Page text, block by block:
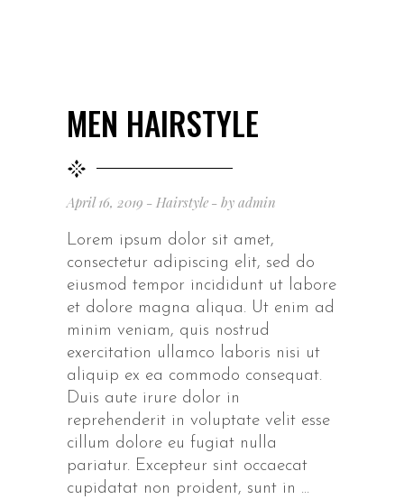
MEN HAIRSTYLE
April 16, 2019 Hairstyle by admin
Lorem ipsum dolor sit amet,
consectetur adipiscing elit, sed do
eiusmod tempor incididunt ut labore
et dolore magna aliqua. Ut enim ad
minim veniam, quis nostrud
exercitation ullamco laboris nisi ut
aliquip ex ea commodo consequat.
Duis aute irure dolor in
reprehenderit in voluptate velit esse
cillum dolore eu fugiat nulla
pariatur. Excepteur sint occaecat
cupidatat non proident, sunt in